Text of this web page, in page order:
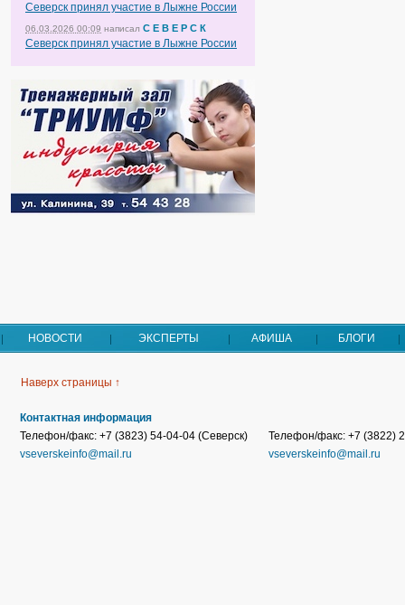
Северск принял участие в Лыжне России
06.03.2026 00:09 написал С Е В Е Р С К
Северск принял участие в Лыжне России
НОВОСТИ ЭКСПЕРТЫ АФИША БЛОГИ
Наверх страницы ↑
Контактная информация
Телефон/факс: +7 (3823) 54-04-04 (Северск)
vseverskeinfo@mail.ru
Телефон/факс: +7 (3822)
vseverskeinfo@mail.ru